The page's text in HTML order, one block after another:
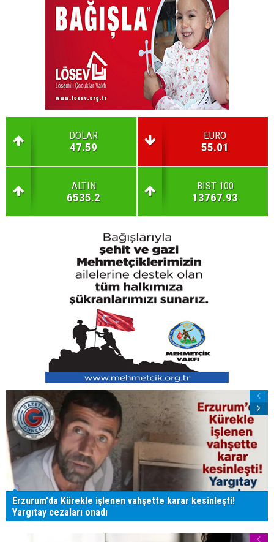
DOLAR
47.59
EURO
55.01
ALTIN
6535.2
BIST 100
13767.93
Erzurum'da Kürekle işlenen vahşette karar kesinleşti!
Yargıtay cezaları onadı